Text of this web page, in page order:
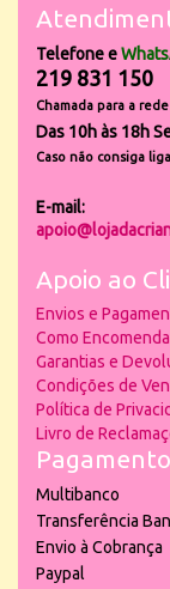
Telefone e
219 831 150
Chamada para a
Das 10h às 18h
Caso não consiga
E-mail:
Apoio ao
Envios e
Como
Garantias e
Condições de
Política de
Livro de
Multibanco
Transferência
Envio à Cobrança
Paypal